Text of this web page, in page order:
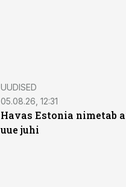
UUDISED
05.08.26, 12:31
Havas Estonia nimetab
uue juhi